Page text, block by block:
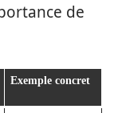
de
Exemple concret